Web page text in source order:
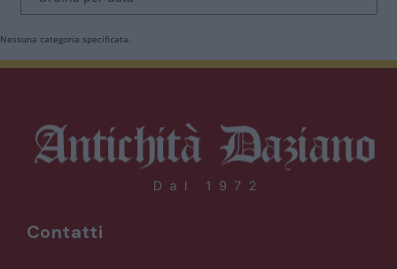
ARMADI
COMÒ E COMODINI
Nessuna categoria specificata.
Contatti